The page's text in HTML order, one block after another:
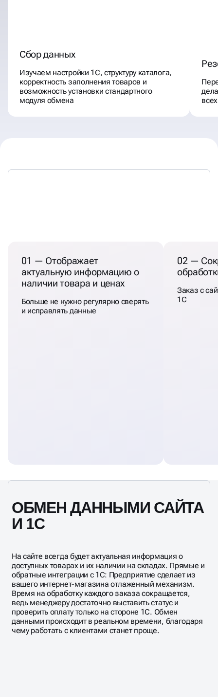
Сбор данных
Изучаем настройки 1С, структуру каталога,
корректность заполнения товаров и
возможность установки стандартного
модуля обмена
01 — Отображает
актуальную информацию о
наличии товара и ценах
Больше не нужно регулярно сверять
и исправлять данные
02 —
Заказ с
1С
ОБМЕН ДАННЫМИ САЙТА
И 1С
На сайте всегда будет актуальная информация о
доступных товарах и их наличии на складах. Прямые и
обратные интеграции с 1С: Предприятие сделает из
вашего интернет-магазина отлаженный механизм.
Время на обработку каждого заказа сокращается,
ведь менеджеру достаточно выставить статус и
проверить оплату только на стороне 1С. Обмен
данными происходит в реальном времени, благодаря
чему работать с клиентами станет проще.